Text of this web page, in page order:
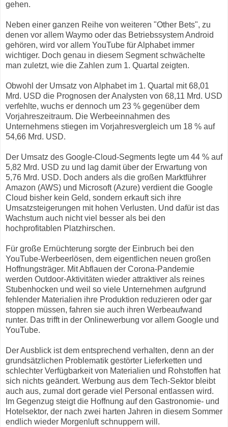
gehen.
Neben einer ganzen Reihe von weiteren "Other Bets", zu
denen vor allem Waymo oder das Betriebssystem Android
gehören, wird vor allem YouTube für Alphabet immer
wichtiger. Doch genau in diesem Segment schwächelte
man zuletzt, wie die Zahlen zum 1. Quartal zeigten.
Obwohl der Umsatz von Alphabet im 1. Quartal mit 68,01
Mrd. USD die Prognosen der Analysten von 68,11 Mrd. USD
verfehlte, wuchs er dennoch um 23 % gegenüber dem
Vorjahreszeitraum. Die Werbeeinnahmen des
Unternehmens stiegen im Vorjahresvergleich um 18 % auf
54,66 Mrd. USD.
Der Umsatz des Google-Cloud-Segments legte um 44 % auf
5,82 Mrd. USD zu und lag damit über der Erwartung von
5,76 Mrd. USD. Doch anders als die großen Marktführer
Amazon (AWS) und Microsoft (Azure) verdient die Google
Cloud bisher kein Geld, sondern erkauft sich ihre
Umsatzsteigerungen mit hohen Verlusten. Und dafür ist das
Wachstum auch nicht viel besser als bei den
hochprofitablen Platzhirschen.
Für große Ernüchterung sorgte der Einbruch bei den
YouTube-Werbeerlösen, dem eigentlichen neuen großen
Hoffnungsträger. Mit Abflauen der Corona-Pandemie
werden Outdoor-Aktivitäten wieder attraktiver als reines
Stubenhocken und weil so viele Unternehmen aufgrund
fehlender Materialien ihre Produktion reduzieren oder gar
stoppen müssen, fahren sie auch ihren Werbeaufwand
runter. Das trifft in der Onlinewerbung vor allem Google und
YouTube.
Der Ausblick ist dem entsprechend verhalten, denn an der
grundsätzlichen Problematik gestörter Lieferketten und
schlechter Verfügbarkeit von Materialien und Rohstoffen hat
sich nichts geändert. Werbung aus dem Tech-Sektor bleibt
auch aus, zumal dort gerade viel Personal entlassen wird.
Im Gegenzug steigt die Hoffnung auf den Gastronomie- und
Hotelsektor, der nach zwei harten Jahren in diesem Sommer
endlich wieder Morgenluft schnuppern will.